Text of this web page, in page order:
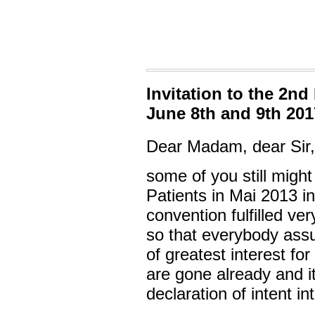
Invitation to the 2nd
June 8th and 9th
Dear Madam, dear
some of you still
Patients in Mai 2013
convention fulfilled
so that everybody
of greatest interest
are gone already and
declaration of intent